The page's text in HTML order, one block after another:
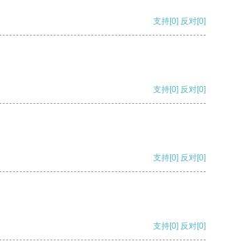
支持[0] 反对[0]
支持[0] 反对[0]
支持[0] 反对[0]
支持[0] 反对[0]